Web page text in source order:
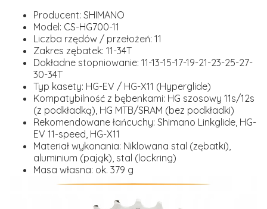
Producent: SHIMANO
Model: CS-HG700-11
Liczba rzędów / przełożeń: 11
Zakres zębatek: 11-34T
Dokładne stopniowanie: 11-13-15-17-19-21-23-25-27-
30-34T
Typ kasety: HG-EV / HG-X11 (Hyperglide)
Kompatybilność z bębenkami: HG szosowy 11s/12s
(z podkładką), HG MTB/SRAM (bez podkładki)
Rekomendowane łańcuchy: Shimano Linkglide, HG-
EV 11-speed, HG-X11
Materiał wykonania: Niklowana stal (zębatki),
aluminium (pająk), stal (lockring)
Masa własna: ok. 379 g